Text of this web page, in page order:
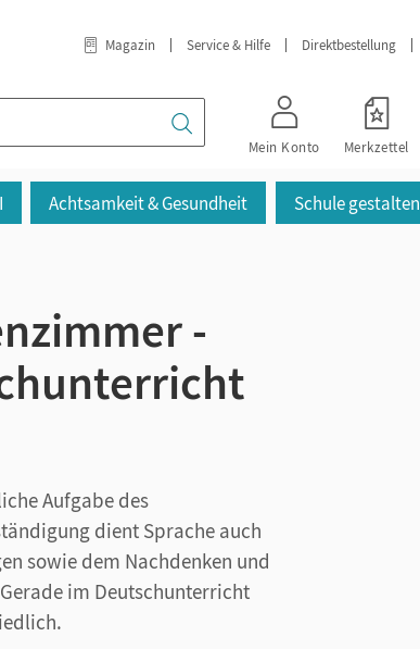
Magazin Service & Hilfe Direktbestellung
Mein Konto Merkzettel
Achtsamkeit & Gesundheit Schule gestalten
-
Aufgabe des
dient Sprache auch
sowie dem Nachdenken und
im Deutschunterricht